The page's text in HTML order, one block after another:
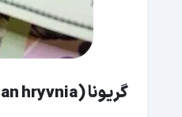
گریونا (Ukrainian hryvnia)